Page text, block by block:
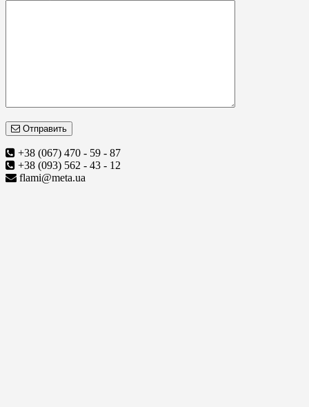
Отправить
+38 (067) 470 - 59 - 87
+38 (093) 562 - 43 - 12
flami@meta.ua